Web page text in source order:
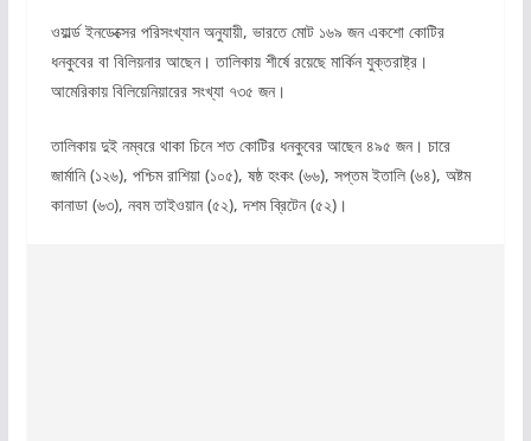
ওয়ার্ল্ড ইনডেক্সের পরিসংখ্যান অনুযায়ী, ভারতে মোট ১৬৯ জন একশো কোটির
ধনকুবের বা বিলিয়নার আছেন। তালিকায় শীর্ষে রয়েছে মার্কিন যুক্তরাষ্ট্র।
আমেরিকায় বিলিয়েনিয়ারের সংখ্যা ৭৩৫ জন।
তালিকায় দুই নম্বরে থাকা চিনে শত কোটির ধনকুবের আছেন ৪৯৫ জন। চারে
জার্মানি (১২৬), পশ্চিম রাশিয়া (১০৫), ষষ্ঠ হংকং (৬৬), সপ্তম ইতালি (৬৪), অষ্টম
কানাডা (৬৩), নবম তাইওয়ান (৫২), দশম ব্রিটেন (৫২)।